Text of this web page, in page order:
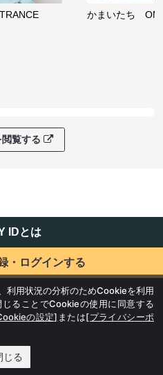
かまいたち
覧する
IDとは
・ログインする
利用状況の分析のためCookieを利用
ることでCookieの使用に同意する
の設定] または[プライバシーポ
じる